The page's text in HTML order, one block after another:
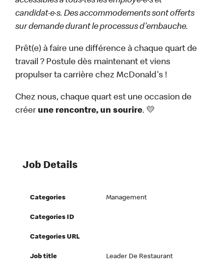
candidat·e·s. Des accommodements sont offerts
sur demande durant le processus d'embauche.
Prêt(e) à faire une différence à chaque quart de
travail ? Postule dès maintenant et viens
propulser ta carrière chez McDonald's !
Chez nous, chaque quart est une occasion de
créer une rencontre, un sourire. 💛
Job Details
Categories Management
Categories ID
Categories URL
Job title Leader De Restaurant